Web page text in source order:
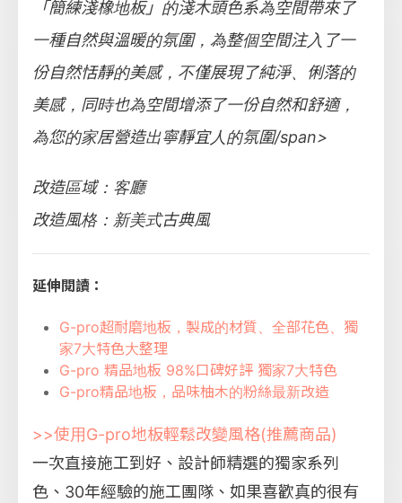
「簡練淺橡地板」的淺木頭色系為空間帶來了
一種自然與溫暖的氛圍，為整個空間注入了一
份自然恬靜的美感，不僅展現了純淨、俐落的
美感，同時也為空間增添了一份自然和舒適，
為您的家居營造出寧靜宜人的氛圍/span>
改造區域：客廳
改造風格：新美式古典風
延伸閱讀：
G-pro超耐磨地板，製成的材質、全部花色、獨
家7大特色大整理
G-pro 精品地板 98%口碑好評 獨家7大特色
G-pro精品地板，品味柚木的粉絲最新改造
>>使用G-pro地板輕鬆改變風格(推薦商品)
一次直接施工到好、設計師精選的獨家系列
色、30年經驗的施工團隊、如果喜歡真的很有